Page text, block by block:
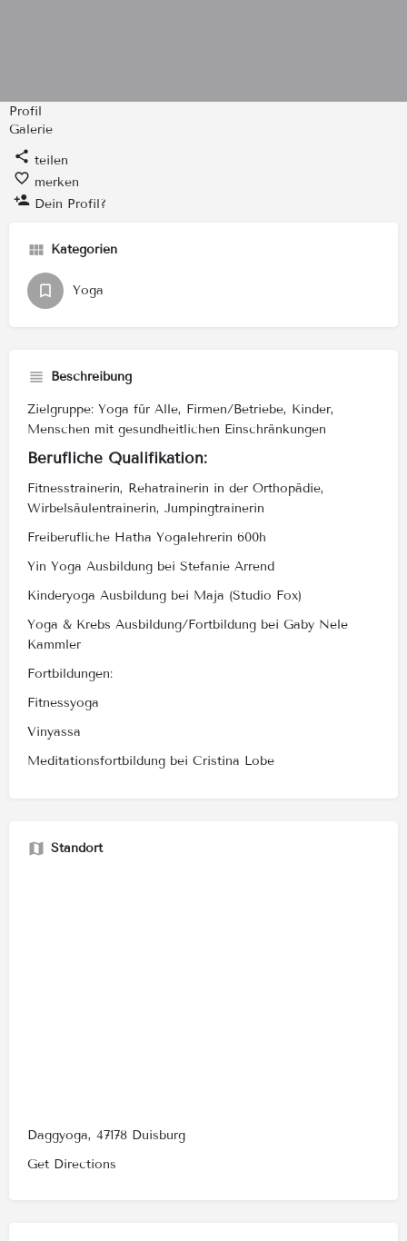
Profil
Galerie
teilen
merken
Dein Profil?
Kategorien
Yoga
Beschreibung
Zielgruppe: Yoga für Alle, Firmen/Betriebe, Kinder,
Menschen mit gesundheitlichen Einschränkungen
Berufliche Qualifikation:
Fitnesstrainerin, Rehatrainerin in der Orthopädie,
Wirbelsäulentrainerin, Jumpingtrainerin
Freiberufliche Hatha Yogalehrerin 600h
Yin Yoga Ausbildung bei Stefanie Arrend
Kinderyoga Ausbildung bei Maja (Studio Fox)
Yoga & Krebs Ausbildung/Fortbildung bei Gaby Nele
Kammler
Fortbildungen:
Fitnessyoga
Vinyassa
Meditationsfortbildung bei Cristina Lobe
Standort
Daggyoga, 47178 Duisburg
Get Directions